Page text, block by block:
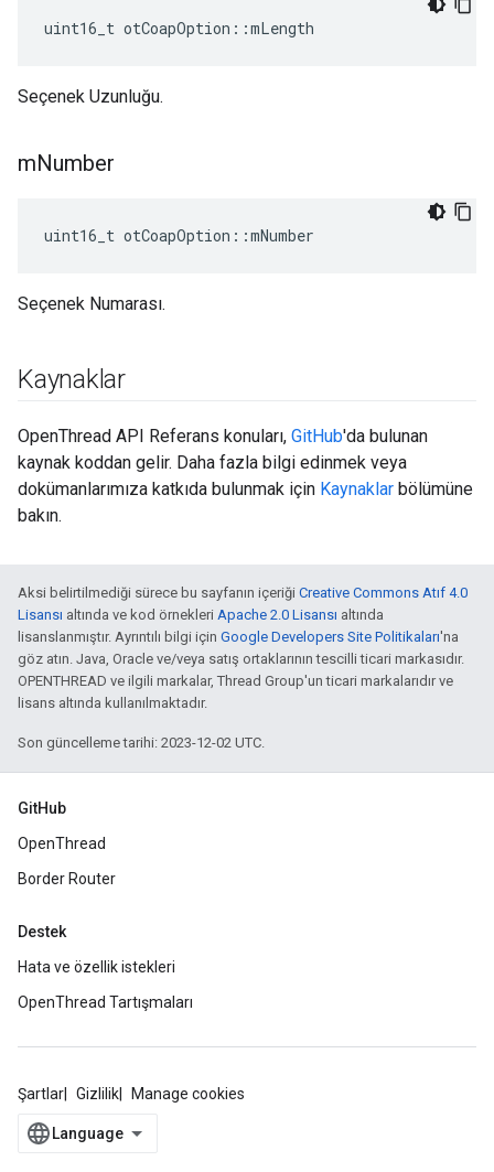
uint16_t otCoapOption ::mLength
Seçenek Uzunluğu.
mNumber
uint16_t otCoapOption ::mNumber
Seçenek Numarası.
Kaynaklar
OpenThread API Referans konuları, GitHub'da bulunan
kaynak koddan gelir. Daha fazla bilgi edinmek veya
dokümanlarımıza katkıda bulunmak için Kaynaklar bölümüne
bakın.
Aksi belirtilmediği sürece bu sayfanın içeriği Creative Commons Atıf 4.0
Lisansı altında ve kod örnekleri Apache 2.0 Lisansı altında
lisanslanmıştır. Ayrıntılı bilgi için Google Developers Site Politikaları'na
göz atın. Java, Oracle ve/veya satış ortaklarının tescilli ticari markasıdır.
OPENTHREAD ve ilgili markalar, Thread Group'un ticari markalarıdır ve
lisans altında kullanılmaktadır.
Son güncelleme tarihi: 2023-12-02 UTC.
GitHub
OpenThread
Border Router
Destek
Hata ve özellik istekleri
OpenThread Tartışmaları
Şartlar Gizlilik Manage cookies